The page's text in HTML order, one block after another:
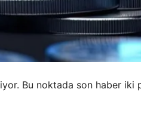
Bu noktada son haber iki